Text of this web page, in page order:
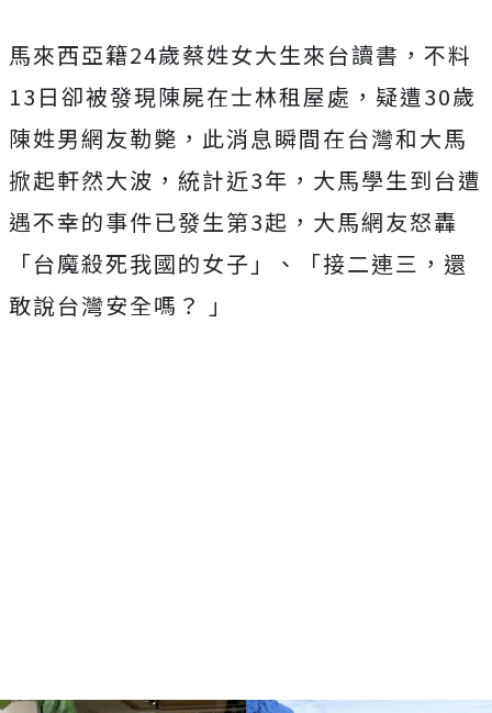
馬來西亞籍24歲蔡姓女大生來台讀書，不料
13日卻被發現陳屍在士林租屋處，疑遭30歲
陳姓男網友勒斃，此消息瞬間在台灣和大馬
掀起軒然大波，統計近3年，大馬學生到台遭
遇不幸的事件已發生第3起，大馬網友怒轟
「台魔殺死我國的女子」、「接二連三，還
敢說台灣安全嗎？ 」